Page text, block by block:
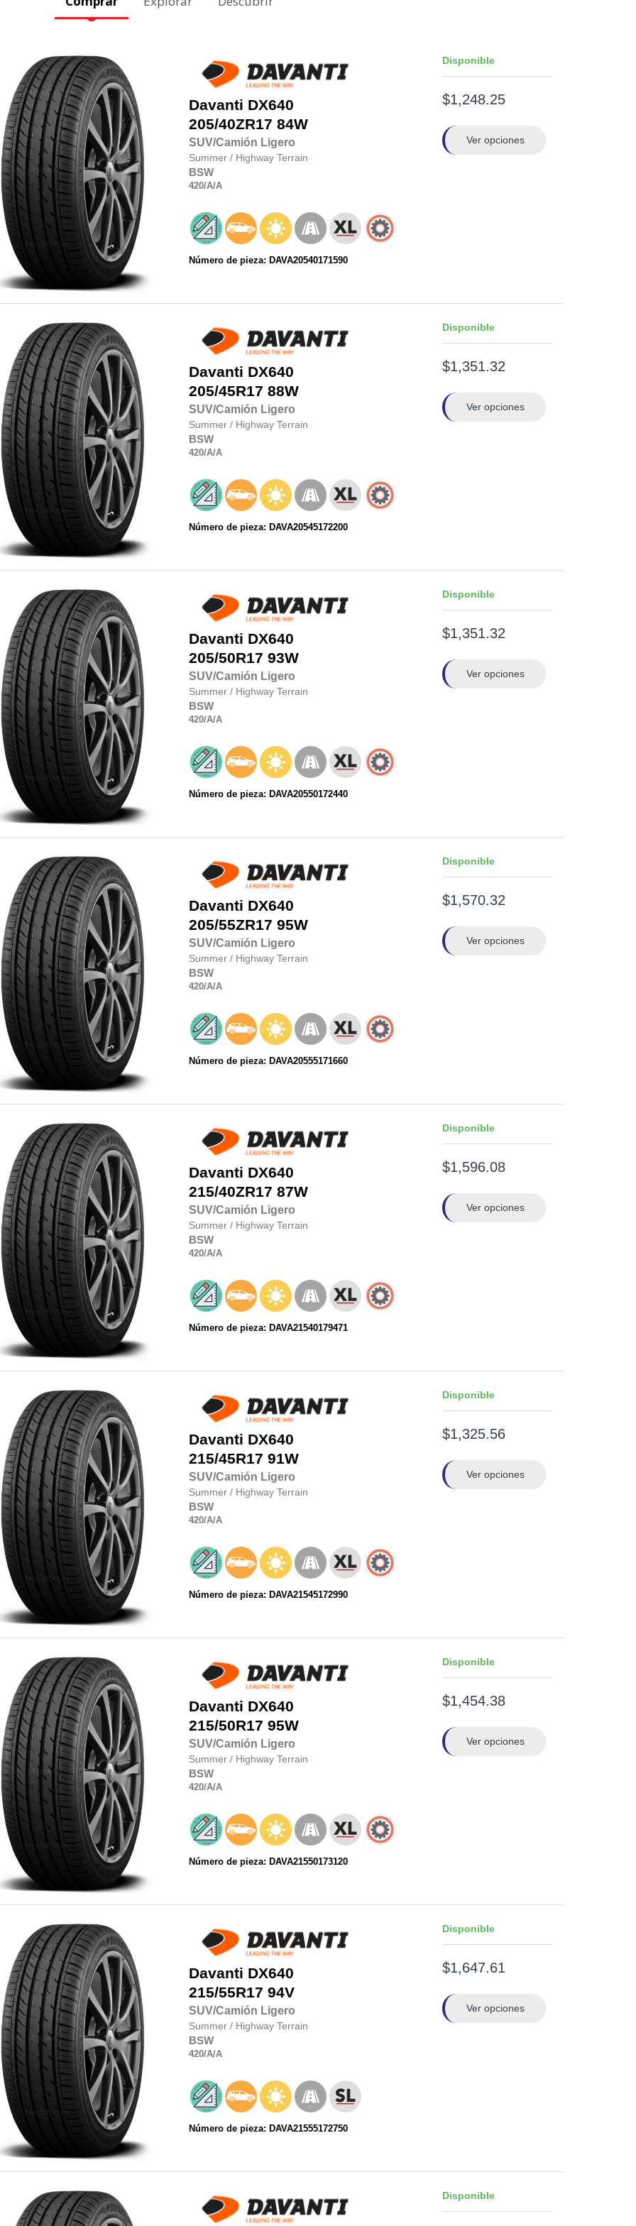
Davanti DX640
205/40ZR17 84W
SUV/Camión Ligero
Summer / Highway Terrain
BSW
420/A/A
Número de pieza: DAVA20540171590
Disponible
$1,248.25
Ver opciones
Davanti DX640
205/45R17 88W
SUV/Camión Ligero
Summer / Highway Terrain
BSW
420/A/A
Número de pieza: DAVA20545172200
Disponible
$1,351.32
Ver opciones
Davanti DX640
205/50R17 93W
SUV/Camión Ligero
Summer / Highway Terrain
BSW
420/A/A
Número de pieza: DAVA20550172440
Disponible
$1,351.32
Ver opciones
Davanti DX640
205/55ZR17 95W
SUV/Camión Ligero
Summer / Highway Terrain
BSW
420/A/A
Número de pieza: DAVA20555171660
Disponible
$1,570.32
Ver opciones
Davanti DX640
215/40ZR17 87W
SUV/Camión Ligero
Summer / Highway Terrain
BSW
420/A/A
Número de pieza: DAVA21540179471
Disponible
$1,596.08
Ver opciones
Davanti DX640
215/45R17 91W
SUV/Camión Ligero
Summer / Highway Terrain
BSW
420/A/A
Número de pieza: DAVA21545172990
Disponible
$1,325.56
Ver opciones
Davanti DX640
215/50R17 95W
SUV/Camión Ligero
Summer / Highway Terrain
BSW
420/A/A
Número de pieza: DAVA21550173120
Disponible
$1,454.38
Ver opciones
Davanti DX640
215/55R17 94V
SUV/Camión Ligero
Summer / Highway Terrain
BSW
420/A/A
Número de pieza: DAVA21555172750
Disponible
$1,647.61
Ver opciones
Disponible